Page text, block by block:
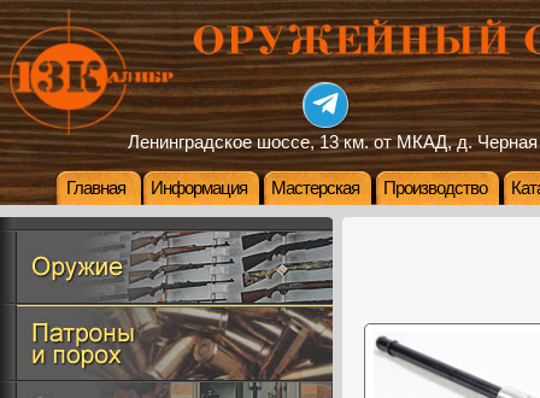
Ленинградское шоссе, 13 км. от МКАД, д. Черная
Главная Информация Мастерская Производство